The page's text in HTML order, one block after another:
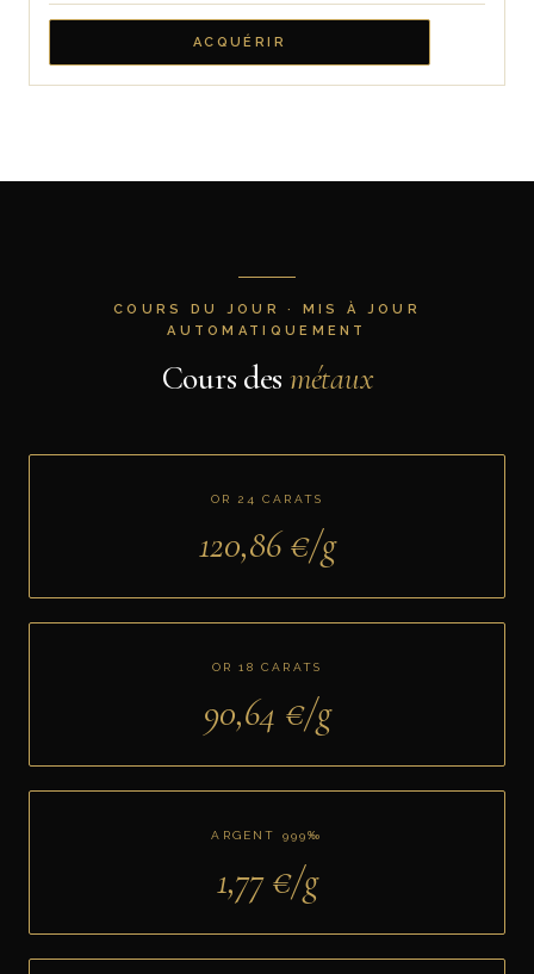
ACQUÉRIR
COURS DU JOUR · MIS À JOUR
AUTOMATIQUEMENT
Cours des métaux
OR 24 CARATS
120,86€/g
OR 18 CARATS
90,64 €/g
ARGENT 999‰
1,77€/g